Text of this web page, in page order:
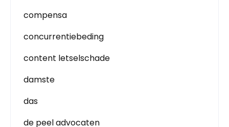
compensa
concurrentiebeding
content letselschade
damste
das
de peel advocaten